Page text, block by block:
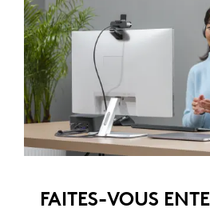
FAITES-VOUS